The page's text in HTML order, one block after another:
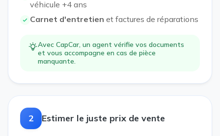
véhicule +4 ans
Carnet d'entretien et factures de réparations
Avec CapCar, un agent vérifie vos documents
et vous accompagne en cas de pièce
manquante.
2 Estimer le juste prix de vente